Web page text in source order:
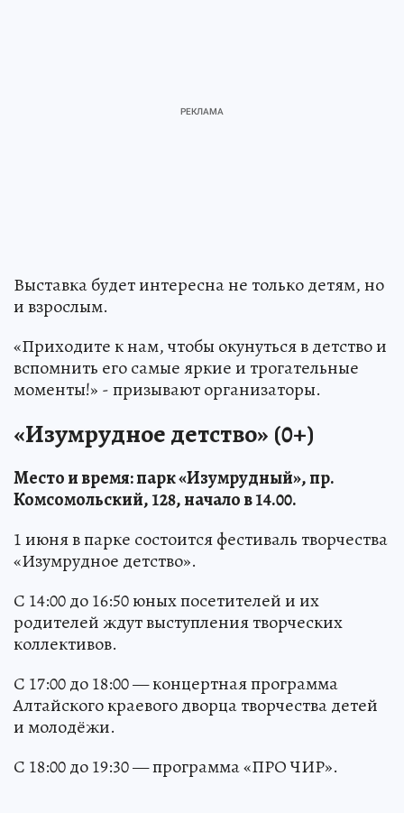
Выставка будет интересна не только детям, но
и взрослым.
«Приходите к нам, чтобы окунуться в детство и
вспомнить его самые яркие и трогательные
моменты!» - призывают организаторы.
«Изумрудное детство» (0+)
Место и время: парк «Изумрудный», пр.
Комсомольский, 128, начало в 14.00.
1 июня в парке состоится фестиваль творчества
«Изумрудное детство».
С 14:00 до 16:50 юных посетителей и их
родителей ждут выступления творческих
коллективов.
С 17:00 до 18:00 — концертная программа
Алтайского краевого дворца творчества детей
и молодёжи.
С 18:00 до 19:30 — программа «ПРО ЧИР».